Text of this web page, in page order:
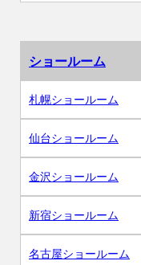
ショールーム
札幌ショールーム
仙台ショールーム
金沢ショールーム
新宿ショールーム
名古屋ショールーム